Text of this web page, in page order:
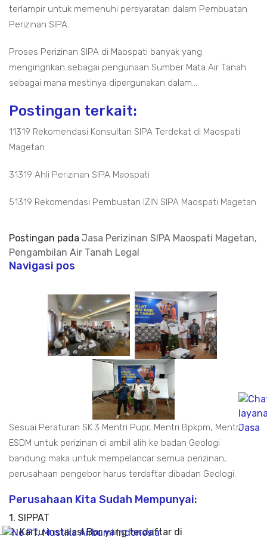
terlampir untuk memenuhi persyaratan dalam Pembuatan
Perizinan SIPA.
Proses Perizinan SIPA di Maospati banyak yang
mengingnkan sebagai pengunaan Sumber Mata Air Tanah
sebagai mana mestinya dipergunakan dalam...
Postingan terkait:
11319 Rekomendasi Konsultan SIPA Terdekat di Maospati
Magetan
31319 Ahli Perizinan SIPA Maospati
51319 Rekomendasi Pembuatan IZIN SIPA Maospati Magetan
Postingan pada Jasa Perizinan SIPA Maospati Magetan,
Pengambilan Air Tanah Legal
Navigasi pos
Sesuai Peraturan SK.3 Mentri Pupr, Mentri Bpkpm, Mentri
ESDM untuk perizinan di ambil alih ke badan Geologi
bandung maka untuk mempelancar semua perizinan,
perusahaan pengebor harus terdaftar dibadan Geologi.
Perusahaan Kita Sudah Mempunyai:
1. SIPPAT
2. Kartu instalasi Bor yang terdaftar di
.